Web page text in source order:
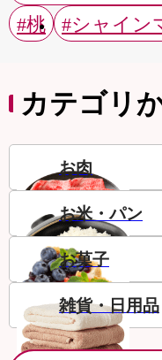
#桃
#シャイン
カテゴリ
お肉
お米・パン
お菓子
雑貨・日用品